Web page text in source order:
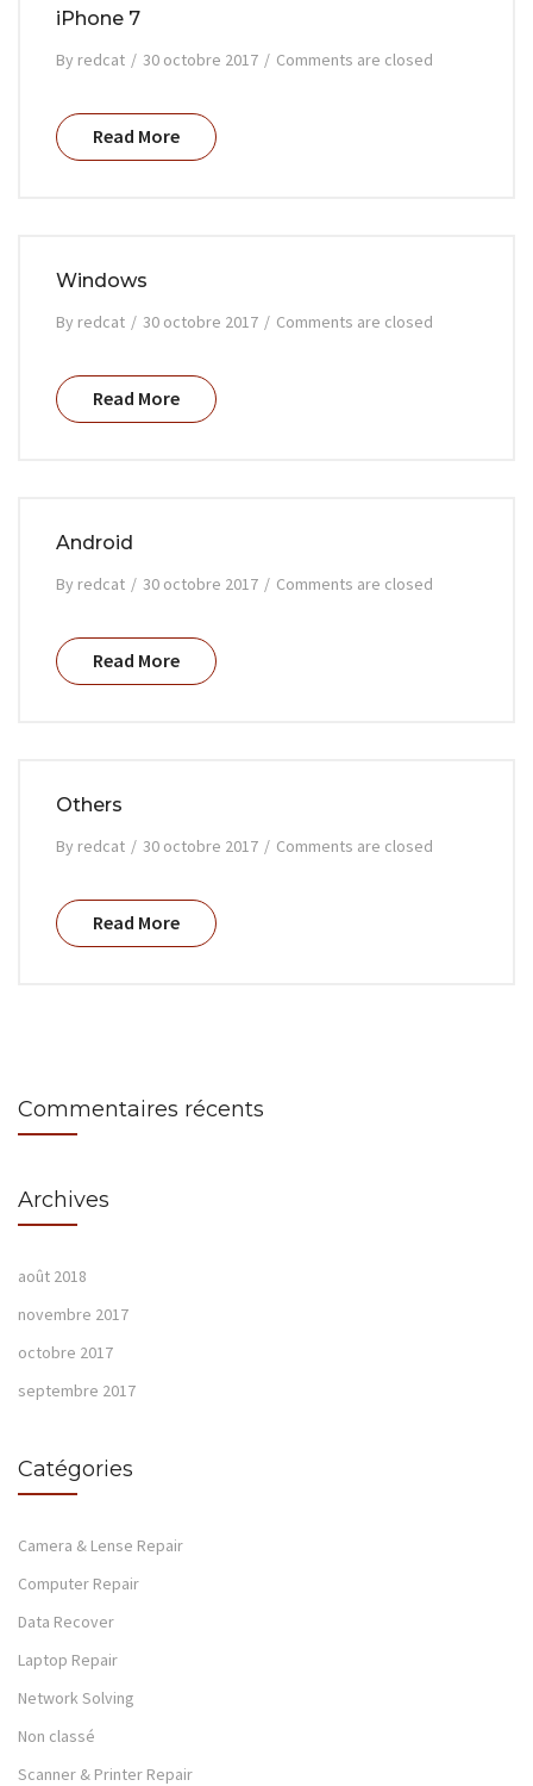
iPhone 7
By redcat / 30 octobre 2017 / Comments are closed
Read More
Windows
By redcat / 30 octobre 2017 / Comments are closed
Read More
Android
By redcat / 30 octobre 2017 / Comments are closed
Read More
Others
By redcat / 30 octobre 2017 / Comments are closed
Read More
Commentaires récents
Archives
août 2018
novembre 2017
octobre 2017
septembre 2017
Catégories
Camera & Lense Repair
Computer Repair
Data Recover
Laptop Repair
Network Solving
Non classé
Scanner & Printer Repair